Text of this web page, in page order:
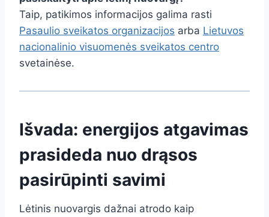
Taip, patikimos informacijos galima rasti
Pasaulio sveikatos organizacijos arba Lietuvos
nacionalinio visuomenės sveikatos centro
svetainėse.
Išvada: energijos atgavimas
prasideda nuo drąsos
pasirūpinti savimi
Lėtinis nuovargis dažnai atrodo kaip